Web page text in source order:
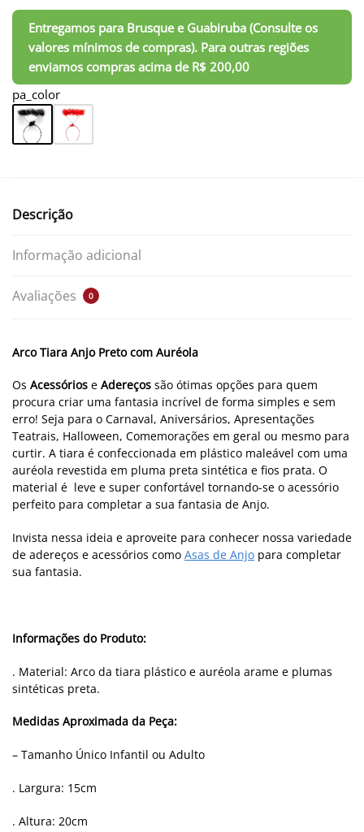
pa_color
Descrição
Informação adicional
Avaliações 0
Arco Tiara Anjo Preto com Auréola
Os Acessórios e Adereços são ótimas opções para quem
procura criar uma fantasia incrível de forma simples e sem
erro! Seja para o Carnaval, Aniversários, Apresentações
Teatrais, Halloween, Comemorações em geral ou mesmo para
curtir. A tiara é confeccionada em plástico maleável com uma
auréola revestida em pluma preta sintética e fios prata. O
material é leve e super confortável tornando-se o acessório
perfeito para completar a sua fantasia de Anjo.
Invista nessa ideia e aproveite para conhecer nossa variedade
de adereços e acessórios como Asas de Anjo para completar
sua fantasia.
Informações do Produto:
. Material: Arco da tiara plástico e auréola arame e plumas
sintéticas preta.
Medidas Aproximada da Peça:
– Tamanho Único Infantil ou Adulto
. Largura: 15cm
. Altura: 20cm